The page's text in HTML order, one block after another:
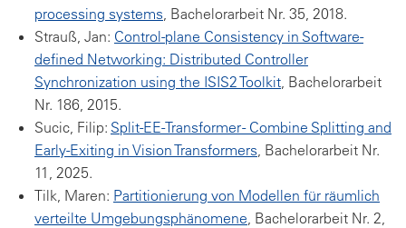
processing systems, Bachelorarbeit Nr. 35, 2018.
Strauß, Jan: Control-plane Consistency in Software-
defined Networking: Distributed Controller
Synchronization using the ISIS2 Toolkit, Bachelorarbeit
Nr. 186, 2015.
Sucic, Filip: Split-EE-Transformer - Combine Splitting and
Early-Exiting in Vision Transformers, Bachelorarbeit Nr.
11, 2025.
Tilk, Maren: Partitionierung von Modellen für räumlich
verteilte Umgebungsphänomene, Bachelorarbeit Nr. 2,